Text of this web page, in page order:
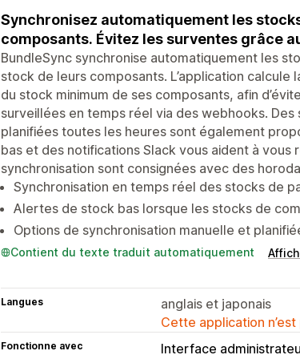
Synchronisez automatiquement les
composants. Évitez les surventes grâce
BundleSync synchronise automatiquement les
stock de leurs composants. L’application
du stock minimum de ses composants, afin
surveillées en temps réel via des webhooks.
planifiées toutes les heures sont également
bas et des notifications Slack vous aident à
synchronisation sont consignées avec des
Synchronisation en temps réel des stocks de
Alertes de stock bas lorsque les stocks de
Options de synchronisation manuelle et
Contient du texte traduit automatiquement
Langues
anglais et japonais
Cette application
Fonctionne avec Interface